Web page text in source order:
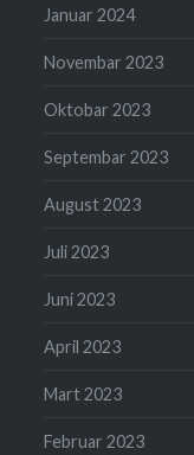
Januar 2024
Novembar 2023
Oktobar 2023
Septembar 2023
August 2023
Juli 2023
Juni 2023
April 2023
Mart 2023
Februar 2023